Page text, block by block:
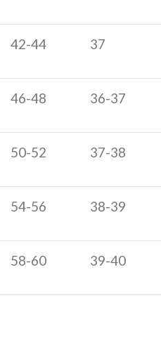
42-44 37
46-48 36-37
50-52 37-38
54-56 38-39
58-60 39-40